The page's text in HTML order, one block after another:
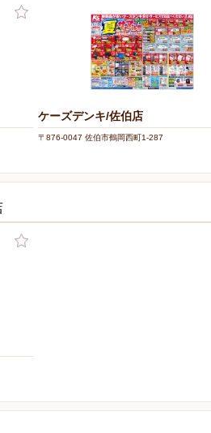
ケーズデンキ/佐伯店
〒876-0047 佐伯市鶴岡西町1-287